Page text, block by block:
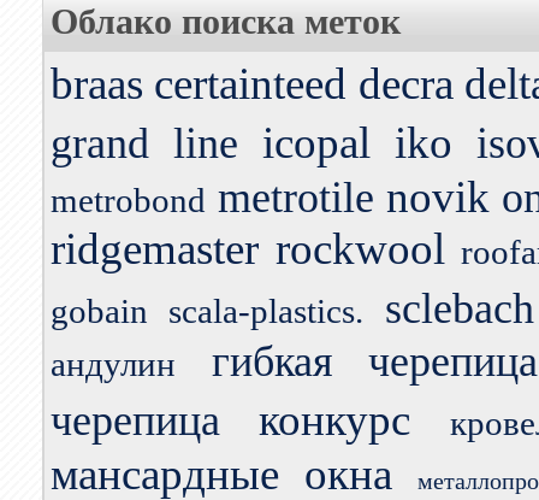
Облако поиска меток
braas certainteed decra
grand line icopal iko
metrobond metrotile novik
ridgemaster rockwool
gobain
scala-plastics. sclebach
андулин
гибкая черепица
черепица
конкурс
мансардные окна